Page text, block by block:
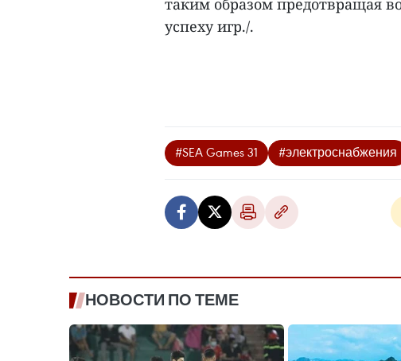
таким образом предотвращая
успеху игр./.
#SEA Games 31 #электроснабжения
НОВОСТИ ПО ТЕМЕ